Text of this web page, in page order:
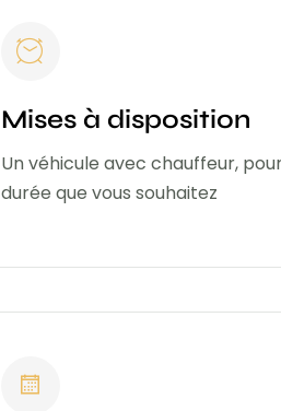
Mises à disposition
Un véhicule avec chauffeur,
durée que vous souhaitez